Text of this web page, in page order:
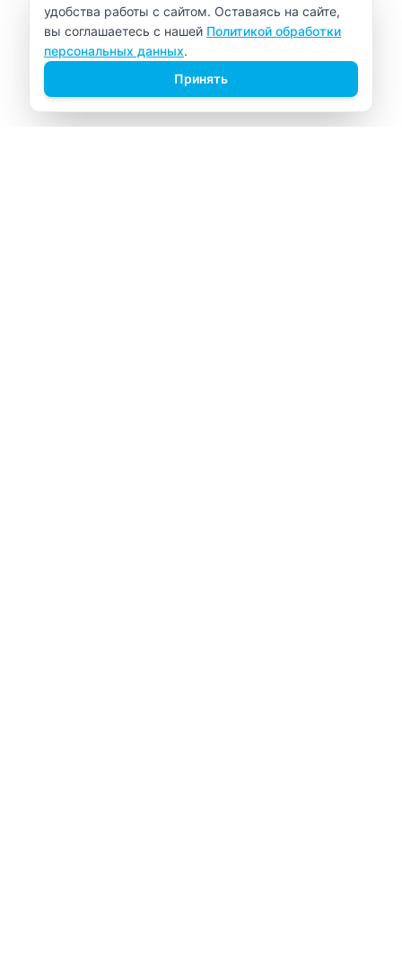
удобства работы с сайтом. Оставаясь на сайте,
вы соглашаетесь с нашей Политикой обработки
персональных данных.
Принять